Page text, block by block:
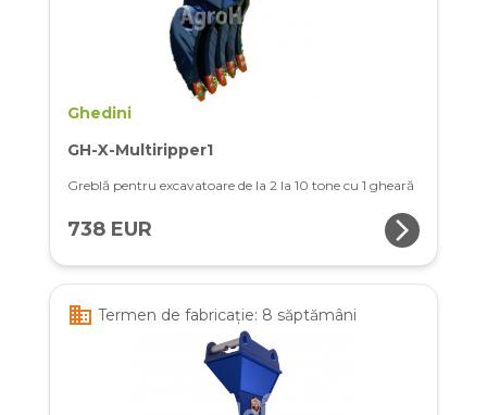
Ghedini
GH-X-Multiripper1
Greblă pentru excavatoare de la 2 la 10 tone cu 1 gheară
738 EUR arrow_forward_ios
business Termen de fabricație: 8 săptămâni